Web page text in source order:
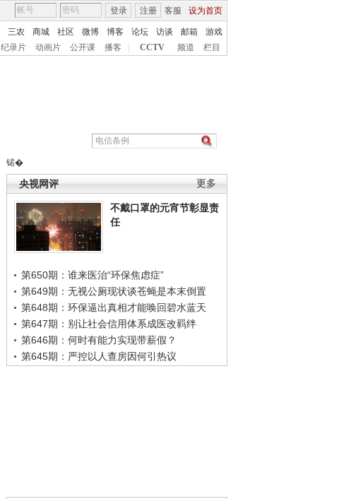
客服 设为首页
登录 注册
三农 商城 社区 微博 博客 论坛 访谈 邮箱
游戏
纪录片 动画片 公开课 播客 CCTV 频道 栏目
锘�
更多
央视网评
不戴口罩的元宵节彰显责
任
第650期：谁来医治“环保焦虑症”
第649期：无视公厕现状谈苍蝇是本末倒置
第648期：环保逼出真相才能唤回碧水蓝天
第647期：别让社会信用体系成医改羁绊
第646期：何时有能力实现带薪假？
第645期：严控以人查房因何引热议